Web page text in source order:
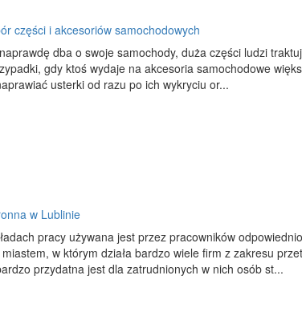
części i akcesoriów samochodowych
dba o swoje samochody, duża części ludzi
gdy ktoś wydaje na akcesoria samochodowe
usterki od razu po ich wykryciu or...
w Lublinie
pracy używana jest przez pracowników
miastem, w którym działa bardzo wiele firm z zakresu
przydatna jest dla zatrudnionych w nich osób st...